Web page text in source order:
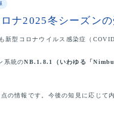
ナ2025冬シーズン
新型コロナウイルス感染症（
系統のNB.1.8.1（いわゆる「
の情報です。今後の知見に応じて